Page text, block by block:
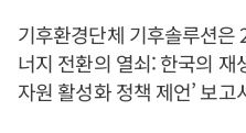
기후환경단체 기후솔루션은
너지 전환의 열쇠: 한국의
자원 활성화 정책 제언’ 보고